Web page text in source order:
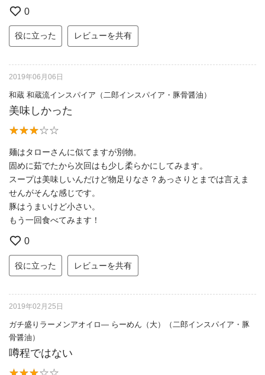
0
役に立った レビューを共有
2019年06月06日
和蔵 和蔵流インスパイア（二郎インスパイア・豚骨醤油）
美味しかった
麺はタローさんに似てますが別物。
固めに茹でたから次回はも少し柔らかにしてみます。
スープは美味しいんだけど物足りなさ？あっさりとまでは言えま
せんがそんな感じです。
豚はうまいけど小さい。
もう一回食べてみます！
0
役に立った レビューを共有
2019年02月25日
ガチ盛りラーメンアオイロ— らーめん（大）（二郎インスパイア・豚
骨醤油）
噂程ではない